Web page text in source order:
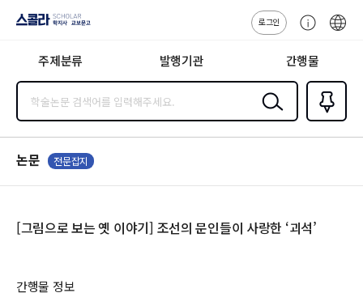
지사·교보문고
로그인
센
주제분류 발행기관 간행물
검색
즐겨찾
기0
논문 전문잡지
[그림으로 보는 옛 이야기] 조선의 문인들이 사랑한 ‘괴석’
간행물 정보